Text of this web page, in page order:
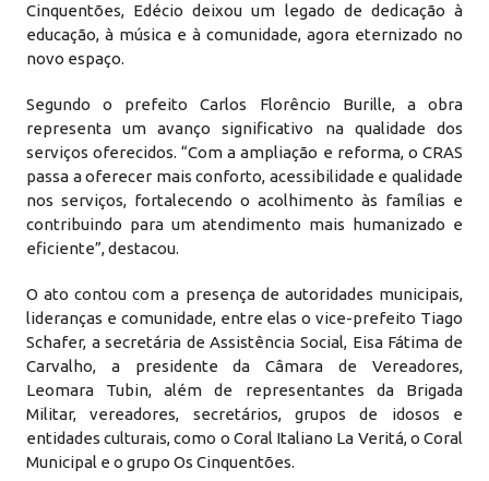
Cinquentões, Edécio deixou um legado de dedicação à
educação, à música e à comunidade, agora eternizado no
novo espaço.
Segundo o prefeito Carlos Florêncio Burille, a obra
representa um avanço significativo na qualidade dos
serviços oferecidos. “Com a ampliação e reforma, o CRAS
passa a oferecer mais conforto, acessibilidade e qualidade
nos serviços, fortalecendo o acolhimento às famílias e
contribuindo para um atendimento mais humanizado e
eficiente”, destacou.
O ato contou com a presença de autoridades municipais,
lideranças e comunidade, entre elas o vice-prefeito Tiago
Schafer, a secretária de Assistência Social, Eisa Fátima de
Carvalho, a presidente da Câmara de Vereadores,
Leomara Tubin, além de representantes da Brigada
Militar, vereadores, secretários, grupos de idosos e
entidades culturais, como o Coral Italiano La Veritá, o Coral
Municipal e o grupo Os Cinquentões.